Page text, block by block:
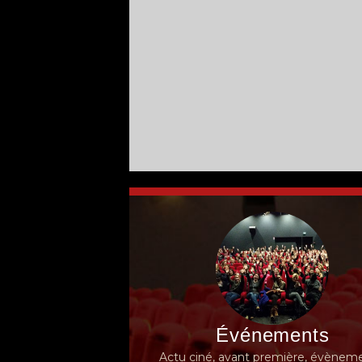
Événements
Actu ciné, avant première,